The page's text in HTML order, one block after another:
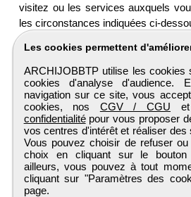
visitez ou les services auxquels
les circonstances indiquées ci-
Nous pouvons communiquer
tiers si vous nous autorisez à
dans le cas d'un mailing
souhaitent recruter des profils
Vos informations pourront
base de CV à des prestataires
à l'étranger, à des fins de
validation, de gestion, de
les prestataires sous-traitants
Les cookies permettent
ARCHIJOBBTP utilise les cookies
cookies d'analyse d'audience.
navigation sur ce site, vous
cookies, nos CGV / CGU
confidentialitépour vous proposer
vos centres d'intérêt et réaliser des
Vous pouvez choisir de refuser
choix en cliquant sur le bouton
ailleurs, vous pouvez à tout
cliquant sur "Paramètres des
page.